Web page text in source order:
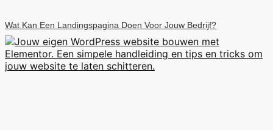
Wat Kan Een Landingspagina Doen Voor Jouw Bedrijf?